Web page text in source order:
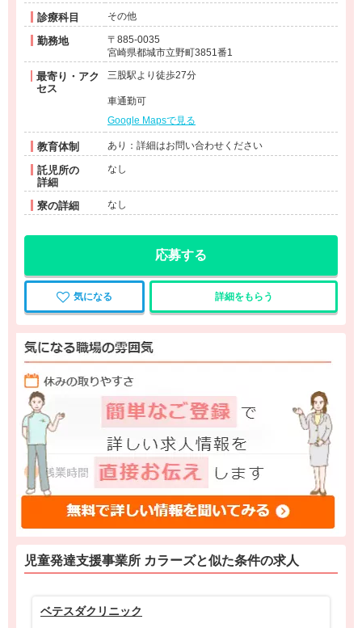
診療科目 その他
勤務地
〒885-0035
宮崎県都城市立野町3851番1
最寄り・アク
セス
三股駅より徒歩27分
車通勤可
Google Mapsで見る
教育体制 あり：詳細はお問い合わせください
託児所の
詳細
なし
寮の詳細 なし
応募する
気になる 詳細をもらう
児童発達支援事業所 カラーズと似た条件の求人
ベテスダクリニック